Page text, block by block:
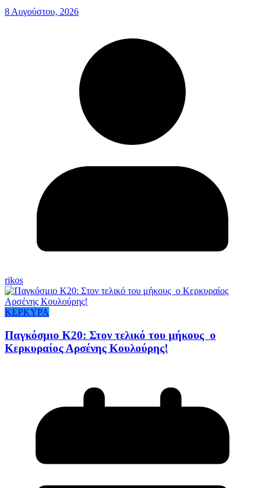
8 Αυγούστου, 2026
rikos
ΚΕΡΚΥΡΑ
Παγκόσμιο Κ20: Στον τελικό του μήκους ο
Κερκυραίος Αρσένης Κουλούρης!